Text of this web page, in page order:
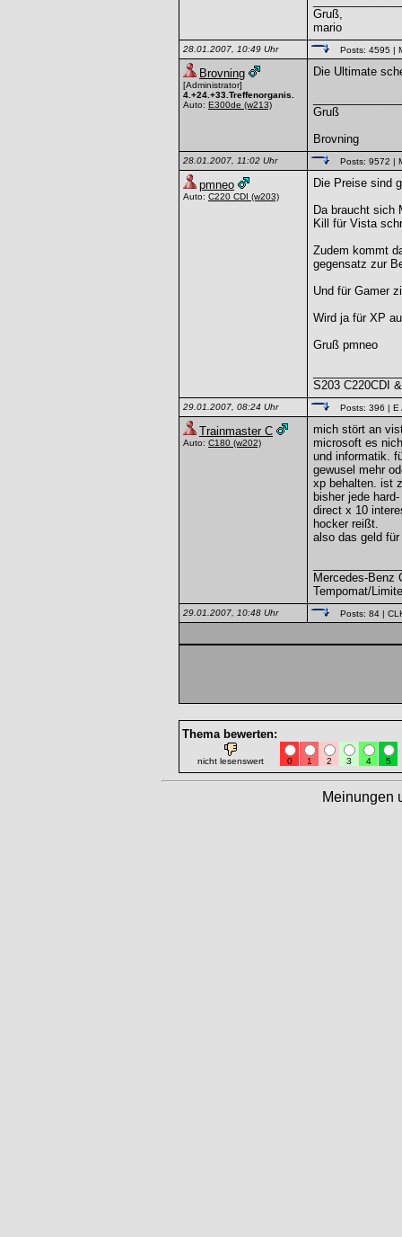
Gruß,
mario
28.01.2007, 10:49 Uhr Posts: 4595 |
Brovning
[Administrator]
4.+24.+33.Treffenorganis.
Auto: E300de (w213)
Die Ultimate
Gruß
Brovning
28.01.2007, 11:02 Uhr Posts: 9572 |
pmneo
Auto: C220 CDI (w203)
Die Preise sind
Da braucht sich
Kill für Vista
Zudem kommt
gegensatz zur
Und für Gamer
Wird ja für XP
Gruß pmneo
S203 C220CDI
29.01.2007, 08:24 Uhr Posts: 396 | E
Trainmaster C
Auto: C180 (w202)
mich stört an
microsoft es
und informatik.
gewusel mehr
xp behalten. ist
bisher jede
direct x 10
hocker reißt.
also das geld
Mercedes-Benz
Tempomat/
29.01.2007, 10:48 Uhr Posts: 84 |
Thema bewerten:
nicht lesenswert 0 1 2 3 4 5
Meinungen